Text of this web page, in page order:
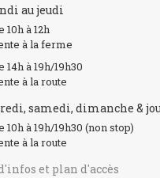
au jeudi
10h à 12h
à la ferme
14h à 19h/19h30
à la route
samedi, dimanche &
10h à 19h/19h30 (non stop)
à la route
et plan d'accès